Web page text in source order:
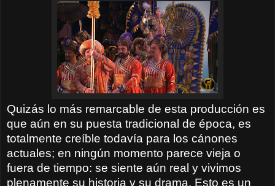
Quizás lo más remarcable de esta producción es
que aún en su puesta tradicional de época, es
totalmente creíble todavía para los cánones
actuales; en ningún momento parece vieja o
fuera de tiempo: se siente aún real y vivimos
plenamente su historia y su drama. Esto es un